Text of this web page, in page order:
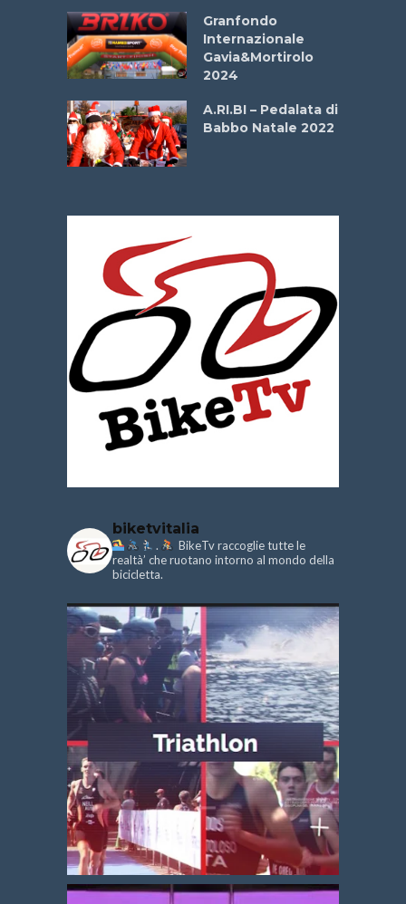
Granfondo
Internazionale
Gavia&Mortirolo
2024
A.RI.BI – Pedalata di
Babbo Natale 2022
biketvitalia
.
BikeTv raccoglie tutte le
realtà’ che ruotano intorno al mondo della
bicicletta.